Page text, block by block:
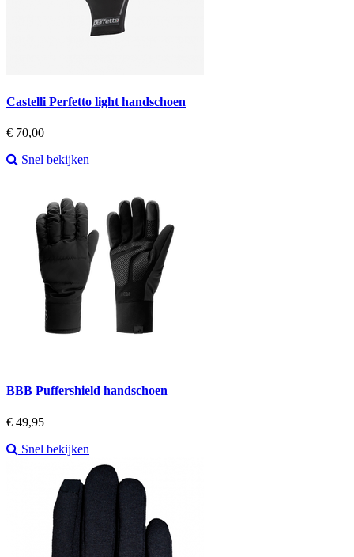
Castelli Perfetto light handschoen
Prijs
€ 70,00
Snel bekijken
BBB Puffershield handschoen
Prijs
€ 49,95
Snel bekijken